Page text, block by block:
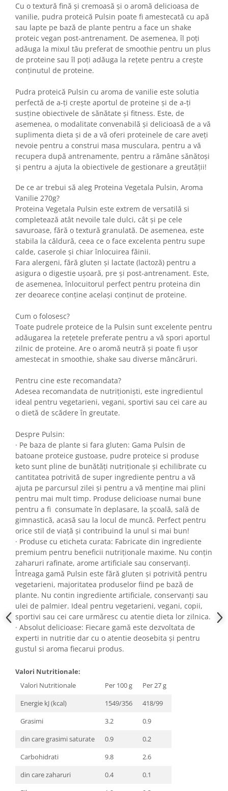
Cu o textură fină și cremoasă și o aromă delicioasa de
vanilie, pudra proteică Pulsin poate fi amestecată cu apă
sau lapte pe bază de plante pentru a face un shake
proteic vegan post-antrenament. De asemenea, îl poți
adăuga la mixul tău preferat de smoothie pentru un plus
de proteine sau îl poți adăuga la rețete pentru a crește
conținutul de proteine.
Pudra proteică Pulsin cu aroma de vanilie este solutia
perfectă de a-ți crește aportul de proteine și de a-ți
susține obiectivele de sănătate și fitness. Este, de
asemenea, o modalitate convenabilă și delicioasă de a vă
suplimenta dieta și de a vă oferi proteinele de care aveți
nevoie pentru a construi masa musculara, pentru a vă
recupera după antrenamente, pentru a rămâne sănătoși
și pentru a ajuta la obiectivele de gestionare a greutății!
De ce ar trebui să aleg Proteina Vegetala Pulsin, Aroma
Vanilie 270g?
Proteina Vegetala Pulsin este extrem de versatilă si
completează atât nevoile tale dulci, cât și pe cele
savuroase, fără o textură granulată. De asemenea, este
stabila la căldură, ceea ce o face excelenta pentru supe
calde, caserole și chiar înlocuirea făinii.
Fara alergeni, fără gluten și lactate (lactoză) pentru a
asigura o digestie ușoară, pre și post-antrenament. Este,
de asemenea, înlocuitorul perfect pentru proteina din
zer deoarece conține același conținut de proteine.
Cum o folosesc?
Toate pudrele proteice de la Pulsin sunt excelente pentru
adăugarea la rețetele preferate pentru a vă spori aportul
zilnic de proteine. Are o aromă neutră și poate fi ușor
amestecat in smoothie, shake sau diverse mâncăruri.
Pentru cine este recomandata?
Adesea recomandata de nutriționiști, este ingredientul
ideal pentru vegetarieni, vegani, sportivi sau cei care au
o dietă de scădere în greutate.
Despre Pulsin:
· Pe baza de plante si fara gluten: Gama Pulsin de
batoane proteice gustoase, pudre proteice si produse
keto sunt pline de bunătăți nutriționale și echilibrate cu
cantitatea potrivită de super ingrediente pentru a vă
ajuta pe parcursul zilei și pentru a vă menține mai plini
pentru mai mult timp. Produse delicioase numai bune
pentru a fi consumate în deplasare, la școală, sală de
gimnastică, acasă sau la locul de muncă. Perfect pentru
orice stil de viață și contribuind la unul si mai bun!
· Produse cu eticheta curata: Fabricate din ingrediente
premium pentru beneficii nutriționale maxime. Nu conțin
zaharuri rafinate, arome artificiale sau conservanți.
Întreaga gamă Pulsin este fără gluten și potrivită pentru
vegetarieni, majoritatea produselor fiind pe bază de
plante. Nu contin ingrediente artificiale, conservanți sau
ulei de palmier. Ideal pentru vegetarieni, vegani, copii,
sportivi sau cei care urmăresc cu atentie dieta lor zilnica.
· Absolut delicioase: Fiecare gamă este dezvoltata de
experti in nutritie dar cu o atentie deosebita și pentru
gustul si aroma fiecarui produs.
Valori Nutritionale:
Valori Nutritionale
Per 100 g
Per 27 g
Energie kJ (kcal)
1549/356
418/99
Grasimi
3.2
0.9
din care grasimi saturate
0.9
0.2
Carbohidrati
9.8
2.6
din care zaharuri
0.4
0.1